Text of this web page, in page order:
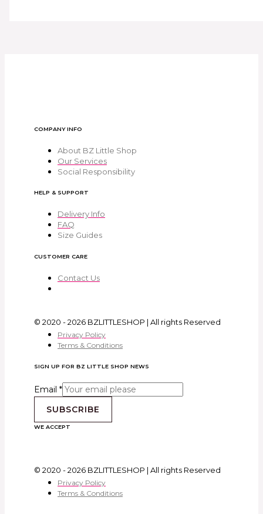
COMPANY INFO
About BZ Little Shop
Our Services
Social Responsibility
HELP & SUPPORT
Delivery Info
FAQ
Size Guides
CUSTOMER CARE
Contact Us
© 2020 - 2026 BZLITTLESHOP | All rights Reserved
Privacy Policy
Terms & Conditions
SIGN UP FOR BZ LITTLE SHOP NEWS
Email *
SUBSCRIBE
WE ACCEPT
© 2020 - 2026 BZLITTLESHOP | All rights Reserved
Privacy Policy
Terms & Conditions